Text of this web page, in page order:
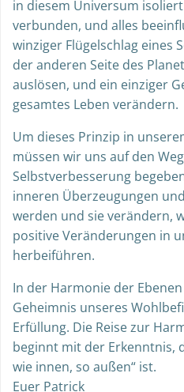
in diesem Universum
verbunden, und alles
winziger Flügelschlag eines
der anderen Seite des
auslösen, und ein einziger
gesamtes Leben verändern.
Um dieses Prinzip in
müssen wir uns auf den
Selbstverbesserung
inneren Überzeugungen
werden und sie verändern,
positive Veränderungen in
herbeiführen.
In der Harmonie der
Geheimnis unseres
Erfüllung. Die Reise zur
beginnt mit der Erkenntnis,
wie innen, so außen“ ist.
Euer Patrick